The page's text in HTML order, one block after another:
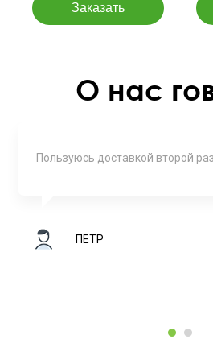
О нас
Пользуюсь доставкой второй
ПЕТР
1 2